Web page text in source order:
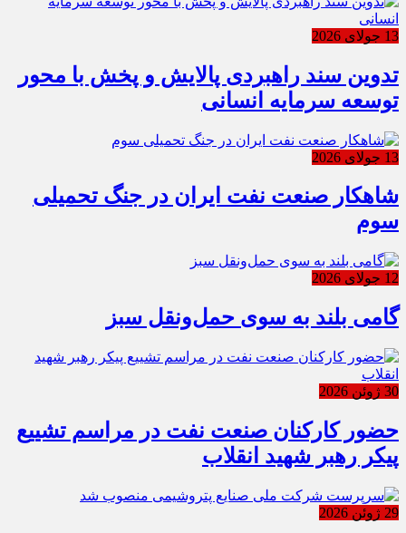
13 جولای 2026
تدوین سند راهبردی پالایش و پخش با محور
توسعه سرمایه انسانی
13 جولای 2026
شاهکار صنعت نفت ایران در جنگ تحمیلی
سوم
12 جولای 2026
گامی بلند به سوی حمل‌ونقل سبز
30 ژوئن 2026
حضور کارکنان صنعت نفت در مراسم تشییع
پیکر رهبر شهید انقلاب
29 ژوئن 2026